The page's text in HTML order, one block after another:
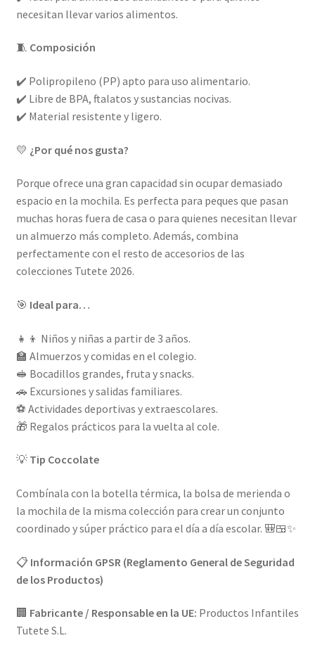
necesitan llevar varios alimentos.
🧵 Composición
✔️ Polipropileno (PP) apto para uso alimentario.
✔️ Libre de BPA, ftalatos y sustancias nocivas.
✔️ Material resistente y ligero.
💛 ¿Por qué nos gusta?
Porque ofrece una gran capacidad sin ocupar demasiado
espacio en la mochila. Es perfecta para peques que pasan
muchas horas fuera de casa o para quienes necesitan llevar
un almuerzo más completo. Además, combina
perfectamente con el resto de accesorios de las
colecciones Tutete 2026.
🎯 Ideal para…
👧👦 Niños y niñas a partir de 3 años.
🏫 Almuerzos y comidas en el colegio.
🥪 Bocadillos grandes, fruta y snacks.
🚗 Excursiones y salidas familiares.
⚽ Actividades deportivas y extraescolares.
🎁 Regalos prácticos para la vuelta al cole.
💡 Tip Coccolate
Combínala con la botella térmica, la bolsa de merienda o
la mochila de la misma colección para crear un conjunto
coordinado y súper práctico para el día a día escolar. 🎒🍱✨
📋 Información GPSR (Reglamento General de Seguridad
de los Productos)
🏢 Fabricante / Responsable en la UE: Productos Infantiles
Tutete S.L.